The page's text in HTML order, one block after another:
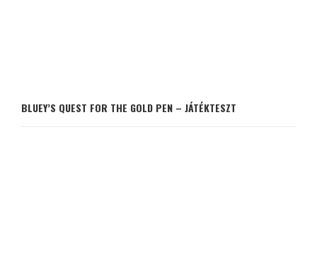
BLUEY’S QUEST FOR THE GOLD PEN – JÁTÉKTESZT